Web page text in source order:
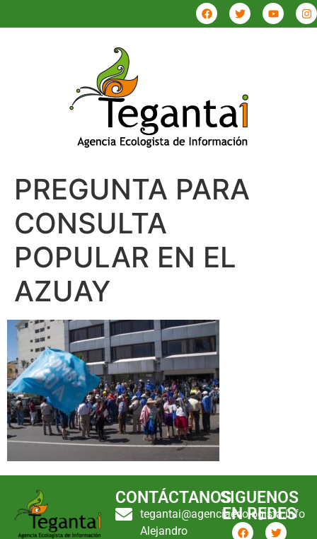
PREGUNTA PARA
CONSULTA
POPULAR EN EL
AZUAY
CONTÁCTANOS
tegantai@agenciaecologista.info
Alejandro
SIGUENOS
EN REDES